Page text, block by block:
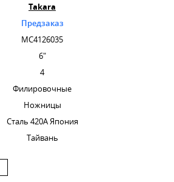
Takara
Предзаказ
MC4126035
6"
4
Филировочные
Ножницы
Сталь 420A Япония
Тайвань